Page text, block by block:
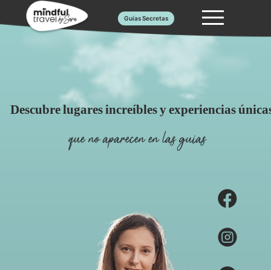
Saltar
al
contenido
Guías Secretas
Descubre lugares increíbles y experiencias
que no aparecen en las guias